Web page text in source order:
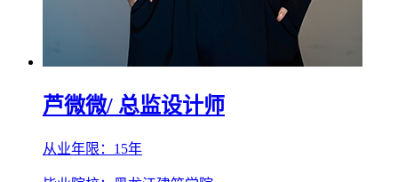
芦微微/ 总监设计师
从业年限：15年